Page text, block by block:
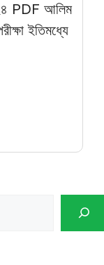
PDF আলিম
ইতিমধ্যে